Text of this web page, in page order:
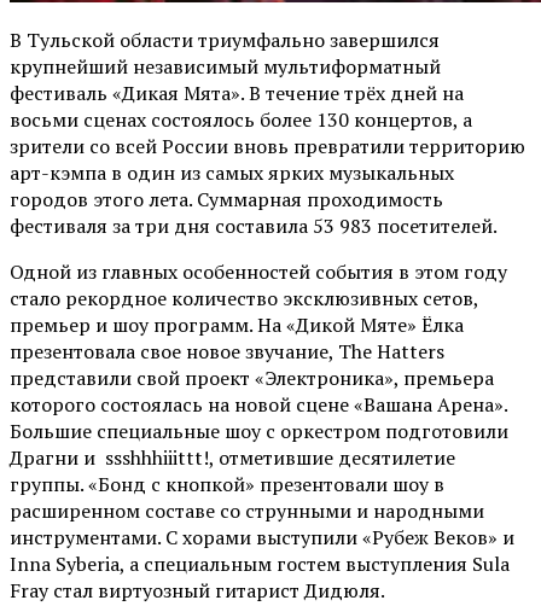
В Тульской области триумфально завершился
крупнейший независимый мультиформатный
фестиваль «Дикая Мята». В течение трёх дней на
восьми сценах состоялось более 130 концертов, а
зрители со всей России вновь превратили территорию
арт-кэмпа в один из самых ярких музыкальных
городов этого лета. Суммарная проходимость
фестиваля за три дня составила 53 983 посетителей.
Одной из главных особенностей события в этом году
стало рекордное количество эксклюзивных сетов,
премьер и шоу программ. На «Дикой Мяте» Ёлка
презентовала свое новое звучание, The Hatters
представили свой проект «Электроника», премьера
которого состоялась на новой сцене «Вашана Арена».
Большие специальные шоу с оркестром подготовили
Драгни и ssshhhiiittt!, отметившие десятилетие
группы. «Бонд с кнопкой» презентовали шоу в
расширенном составе со струнными и народными
инструментами. С хорами выступили «Рубеж Веков» и
Inna Syberia, а специальным гостем выступления Sula
Fray стал виртуозный гитарист Дидюля.